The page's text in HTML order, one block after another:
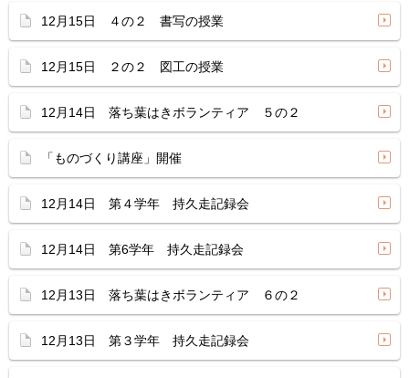
12月15日 ４の２ 書写の授業
12月15日 ２の２ 図工の授業
12月14日 落ち葉はきボランティア ５の２
「ものづくり講座」開催
12月14日 第４学年 持久走記録会
12月14日 第6学年 持久走記録会
12月13日 落ち葉はきボランティア ６の２
12月13日 第３学年 持久走記録会